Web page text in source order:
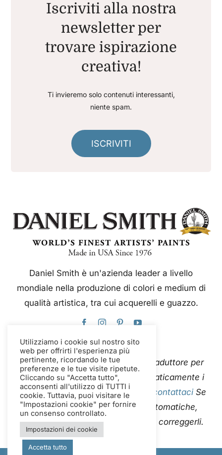
Iscriviti alla nostra
newsletter per
trovare ispirazione
creativa!
Ti invieremo solo contenuti interessanti,
niente spam.
ISCRIVITI
Daniel Smith è un'azienda leader a livello
mondiale nella produzione di colori e medium di
qualità artistica, tra cui acquerelli e guazzo.
Questo sito web utilizza Google Traduttore per
tradurre istantaneamente e automaticamente i
contenuti in più lingue. Per favore
contattaciSe
riscontri errori nelle traduzioni automatiche,
segnalaceli in modo che possiamo correggerli.
Utilizziamo i cookie sul nostro sito
web per offrirti l'esperienza più
pertinente, ricordando le tue
preferenze e le tue visite ripetute.
Cliccando su "Accetta tutto",
acconsenti all'utilizzo di TUTTI i
cookie. Tuttavia, puoi visitare le
"Impostazioni cookie" per fornire
un consenso controllato.
Impostazioni dei cookie
Accetta tutto